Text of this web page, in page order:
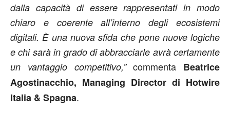
dalla capacità di essere rappresentati in modo
chiaro e coerente all’interno degli ecosistemi
digitali. È una nuova sfida che pone nuove logiche
e chi sarà in grado di abbracciarle avrà certamente
un vantaggio competitivo,”commenta Beatrice
Agostinacchio, Managing Director di Hotwire
Italia & Spagna.